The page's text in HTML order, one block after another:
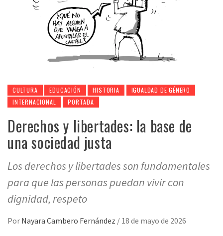
CULTURA EDUCACIÓN HISTORIA
IGUALDAD DE GÉNERO
INTERNACIONAL
PORTADA
Derechos y libertades: la base de
una sociedad justa
Los derechos y libertades son fundamentales
para que las personas puedan vivir con
dignidad, respeto
Por Nayara Cambero Fernández / 18 de mayo de 2026